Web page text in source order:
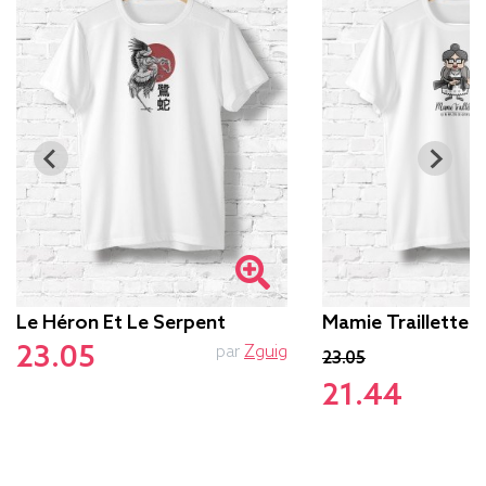
Le Héron Et Le Serpent
23.05 par Zguig
Mamie Traillette
23.05
21.44